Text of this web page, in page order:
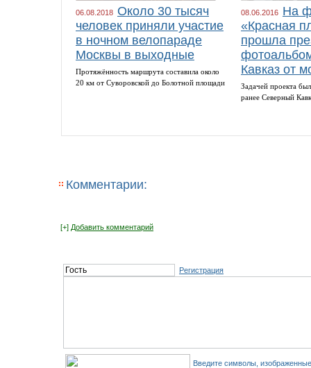
06.08.2018 Около 30 тысяч
человек приняли участие
в ночном велопараде
Москвы в выходные
Протяжённость маршрута составила около
20 км от Суворовской до Болотной площади
08.06.2016 На
«Красная
прошла
Кавказ от
Задачей проекта
ранее Северный
Комментарии:
[+] Добавить комментарий
Регистрация
Введите символы,